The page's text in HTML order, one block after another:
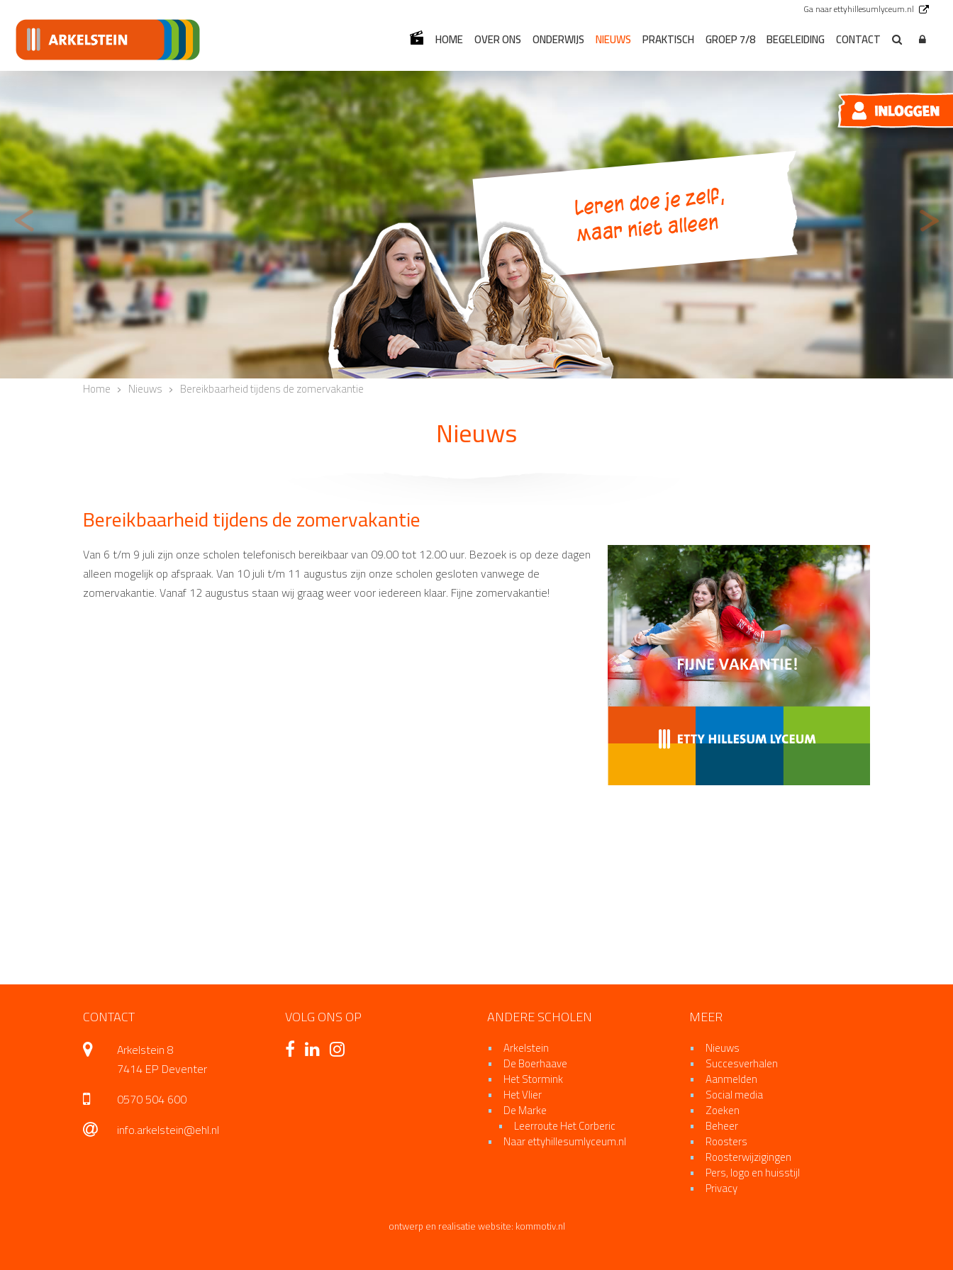
Ga naar ettyhillesumlyceum.nl
HOME OVER ONS ONDERWIJS NIEUWS PRAKTISCH GROEP 7/8 BEGELEIDING CONTACT
Leren doe je zelf,
maar niet alleen
<Vorige >
Home Nieuws Bereikbaarheid tijdens de zomervakantie
Nieuws
Bereikbaarheid tijdens de zomervakantie
Van 6 t/m 9 juli zijn onze scholen telefonisch bereikbaar van 09.00 tot 12.00 uur. Bezoek is op deze dagen
alleen mogelijk op afspraak. Van 10 juli t/m 11 augustus zijn onze scholen gesloten vanwege de
zomervakantie. Vanaf 12 augustus staan wij graag weer voor iedereen klaar. Fijne zomervakantie!
CONTACT
Arkelstein 8
7414 EP Deventer
0570 504 600
info.arkelstein@ehl.nl
VOLG ONS OP ANDERE SCHOLEN
Arkelstein
De Boerhaave
Het Stormink
Het Vlier
De Marke
Leerroute Het Corberic
Naar ettyhillesumlyceum.nl
MEER
Nieuws
Succesverhalen
Aanmelden
Social media
Zoeken
Beheer
Roosters
Roosterwijzigingen
Pers, logo en huisstijl
Privacy
ontwerp en realisatie website: kommotiv.nl